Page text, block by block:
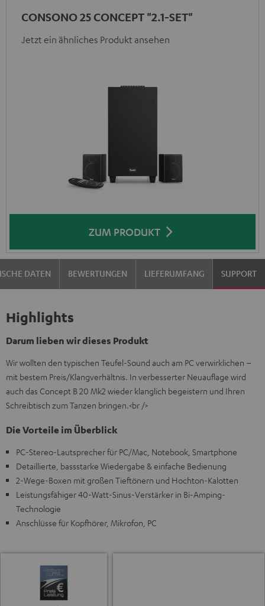
CONSONO 25 CONCEPT "2.1-SET"
Jetzt ein ähnliches Produkt ansehen
ZUM PRODUKT
DATEN BEWERTUNGEN LIEFERUMFANG SUPPORT
Highlights
Darum lieben wir dieses Produkt
Wir wollten den typischen Teufel-Sound auch am PC verwirklichen –
mit bestem Preis/Klangverhältnis. In verbesserter Neuauflage wird
auch das Concept B 20 Mk2 wieder klanglich begeistern und Ihren
Schreibtisch zum Tanzen bringen.<br />
Die Vorteile im Überblick
PC-Stereo-Lautsprecher für PC/Mac, Notebook, Smartphone
Detaillierte, bassstarke Wiedergabe & einfache Bedienung
2-Wege-Boxen mit großen Tieftönern und Hochton-Kalotten
Leistungsfähiger 40-Watt-Sinus-Verstärker in Bi-Amping-
Technologie
Anschlüsse für Kopfhörer, Mikrofon, PC